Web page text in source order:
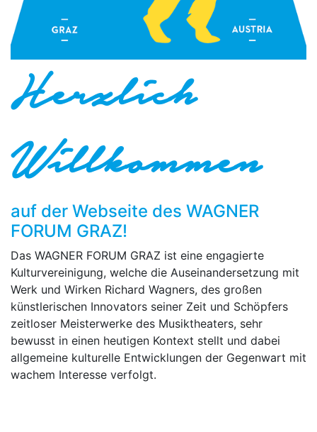
Herzlich
Willkommen
auf der Webseite des WAGNER
FORUM GRAZ!
Das WAGNER FORUM GRAZ ist eine engagierte
Kulturvereinigung, welche die Auseinandersetzung mit
Werk und Wirken Richard Wagners, des großen
künstlerischen Innovators seiner Zeit und Schöpfers
zeitloser Meisterwerke des Musiktheaters, sehr
bewusst in einen heutigen Kontext stellt und dabei
allgemeine kulturelle Entwicklungen der Gegenwart mit
wachem Interesse verfolgt.